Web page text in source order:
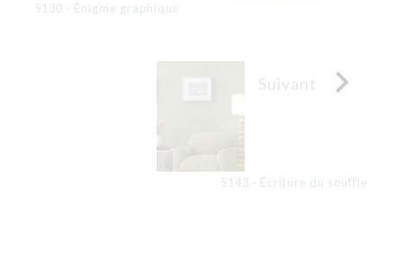
S130 - Énigme graphique
Suivant 
S143 - Écriture du souffle